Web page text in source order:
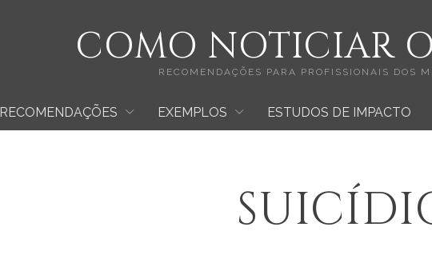
COMO NOTICIAR
RECOMENDAÇÕES PARA PROFISSIONAIS DOS
RECOMENDAÇÕES EXEMPLOS
ROBIN WILLIAMS
ESTUDOS DE IMPACTO